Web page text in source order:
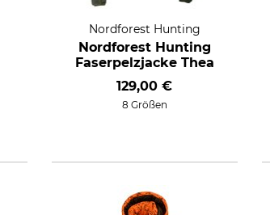
Nordforest Hunting
Nordforest Hunting
Faserpelzjacke Thea
129,00 €
8 Größen